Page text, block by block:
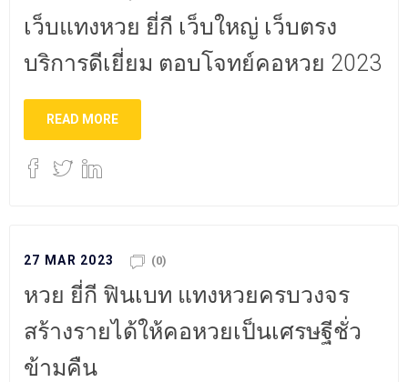
เว็บแทงหวย ยี่กี เว็บใหญ่ เว็บตรง
บริการดีเยี่ยม ตอบโจทย์คอหวย 2023
READ MORE
27 MAR 2023 (0)
หวย ยี่กี ฟินเบท แทงหวยครบวงจร
สร้างรายได้ให้คอหวยเป็นเศรษฐีชั่ว
ข้ามคืน